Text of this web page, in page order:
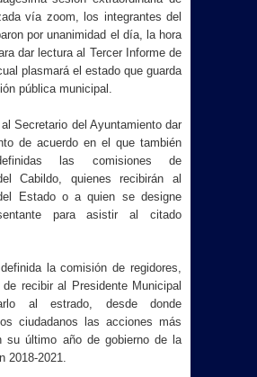
vía zoom, los integrantes del
por unanimidad el día, la hora
dar lectura al Tercer Informe de
plasmará el estado que guarda
pública municipal.
Secretario del Ayuntamiento dar
de acuerdo en el que también
las comisiones de
Cabildo, quienes recibirán al
Estado o a quien se designe
para asistir al citado
la comisión de regidores,
de recibir al Presidente Municipal
al estrado, desde donde
ciudadanos las acciones más
su último año de gobierno de la
2018-2021.